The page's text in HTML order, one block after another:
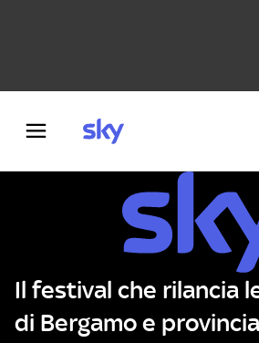
Il festival che rilancia
di Bergamo e provincia